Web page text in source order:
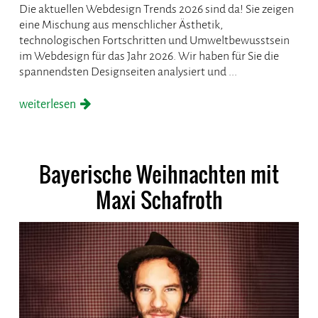
Die aktuellen Webdesign Trends 2026 sind da! Sie zeigen
eine Mischung aus menschlicher Ästhetik,
technologischen Fortschritten und Umweltbewusstsein
im Webdesign für das Jahr 2026. Wir haben für Sie die
spannendsten Designseiten analysiert und ...
weiterlesen
Bayerische Weihnachten mit
Maxi Schafroth